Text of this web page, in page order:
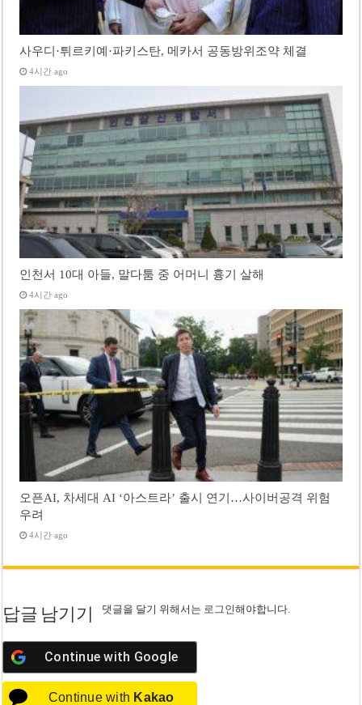
사우디·튀르키예·파키스탄, 메카서 공동방위조약 체결
4시간 ago
인천서 10대 아들, 말다툼 중 어머니 흉기 살해
4시간 ago
오픈AI, 차세대 AI ‘아스트라’ 출시 연기…사이버공격 위험
우려
4시간 ago
답글 남기기 댓글을 달기 위해서는 로그인해야합니다.
Continue with Google
Continue with Kakao